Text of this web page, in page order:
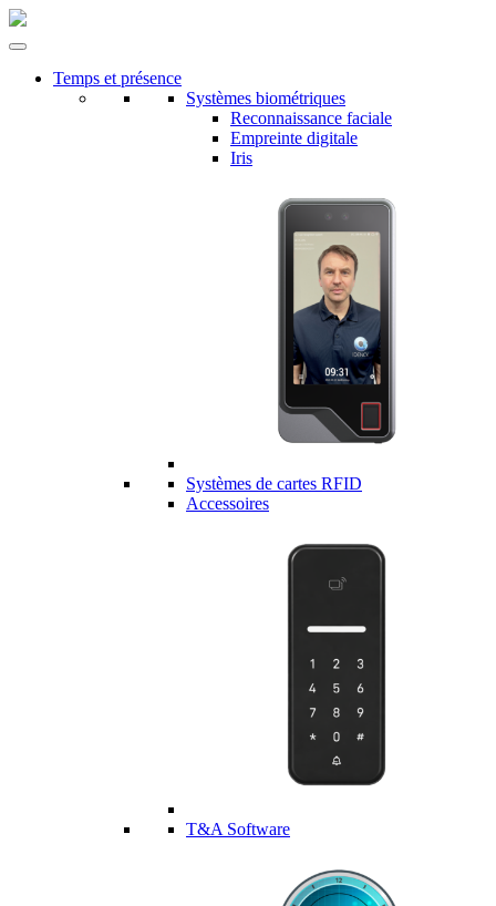
Temps et présence
Systèmes biométriques
Reconnaissance faciale
Empreinte digitale
Iris
Systèmes de cartes RFID
Accessoires
T&A Software